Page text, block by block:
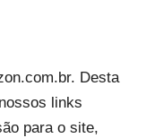
Desta
links
para o site,